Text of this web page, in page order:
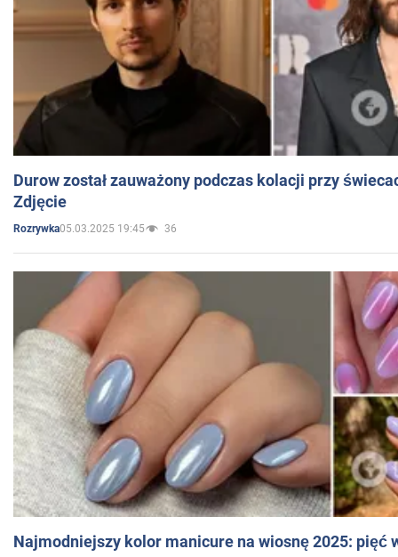
Durow został zauważony podczas kolacji przy
Zdjęcie
Rozrywka05.03.2025 19:45 36
Najmodniejszy kolor manicure na wiosnę 2025: pięć